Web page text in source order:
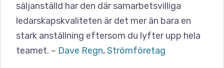
säljanställd har den där samarbetsvilliga
ledarskapskvaliteten är det mer än bara en
stark anställning eftersom du lyfter upp hela
teamet. – Dave Regn,Strömföretag